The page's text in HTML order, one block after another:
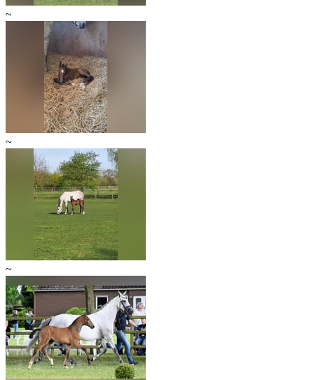
~
~
~